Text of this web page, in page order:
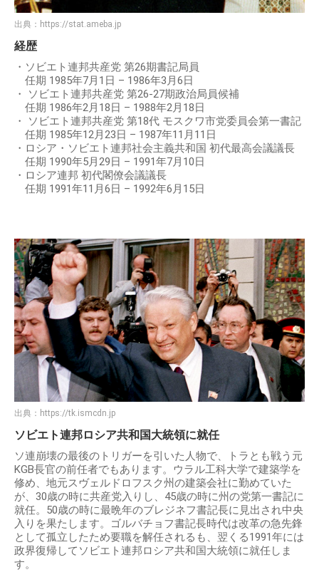
出典： https://stat.ameba.jp
経歴
・ソビエト連邦共産党 第26期書記局員
任期 1985年7月1日 – 1986年3月6日
・ ソビエト連邦共産党 第26-27期政治局員候補
任期 1986年2月18日 – 1988年2月18日
・ ソビエト連邦共産党 第18代 モスクワ市党委員会第一書記
任期 1985年12月23日 – 1987年11月11日
・ロシア・ソビエト連邦社会主義共和国 初代最高会議議長
任期 1990年5月29日 – 1991年7月10日
・ロシア連邦 初代閣僚会議議長
任期 1991年11月6日 – 1992年6月15日
出典： https://tk.ismcdn.jp
ソビエト連邦ロシア共和国大統領に就任
ソ連崩壊の最後のトリガーを引いた人物で、トラとも戦う元
KGB長官の前任者でもあります。ウラル工科大学で建築学を
修め、地元スヴェルドロフスク州の建築会社に勤めていた
が、30歳の時に共産党入りし、45歳の時に州の党第一書記に
就任。50歳の時に最晩年のブレジネフ書記長に見出され中央
入りを果たします。ゴルバチョフ書記長時代は改革の急先鋒
として孤立したため要職を解任されるも、翌くる1991年には
政界復帰してソビエト連邦ロシア共和国大統領に就任しま
す。